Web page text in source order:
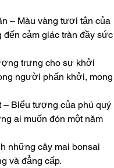
– Màu vàng tươi tắn của
cảm giác tràn đầy sức
trưng cho sự khởi
người phấn khởi, mong
– Biểu tượng của phú quý
ai muốn đón một năm
những cây mai bonsai
và đẳng cấp.